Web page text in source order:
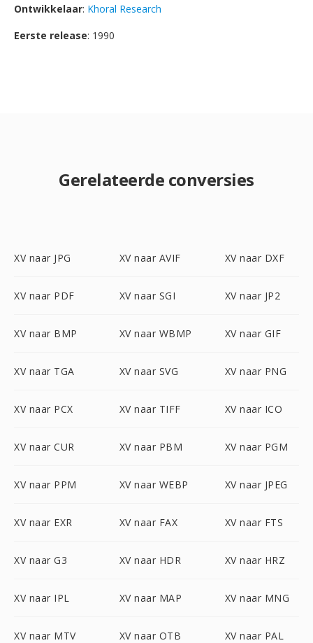
Ontwikkelaar: Khoral Research
Eerste release: 1990
Gerelateerde conversies
XV naar JPG XV naar AVIF XV naar DXF
XV naar PDF XV naar SGI XV naar JP2
XV naar BMP XV naar WBMP XV naar GIF
XV naar TGA XV naar SVG XV naar PNG
XV naar PCX XV naar TIFF XV naar ICO
XV naar CUR XV naar PBM XV naar PGM
XV naar PPM XV naar WEBP XV naar JPEG
XV naar EXR XV naar FAX XV naar FTS
XV naar G3 XV naar HDR XV naar HRZ
XV naar IPL XV naar MAP XV naar MNG
XV naar MTV XV naar OTB XV naar PAL